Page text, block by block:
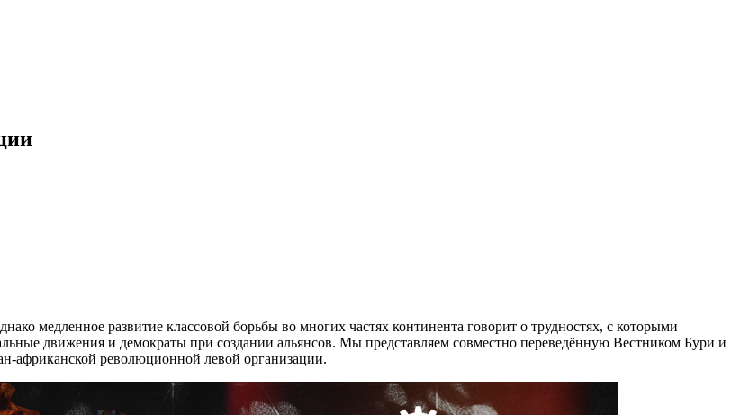
медленное развитие классовой борьбы во многих частях континента говорит о трудностях, с которыми
движения и демократы при создании альянсов. Мы представляем совместно переведённую Вестником Бури и
африканской революционной левой организации.